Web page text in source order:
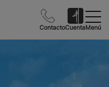
ContactoCuentaMenú